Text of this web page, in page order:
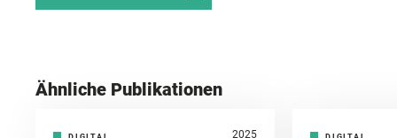
Ähnliche Publikationen
2025